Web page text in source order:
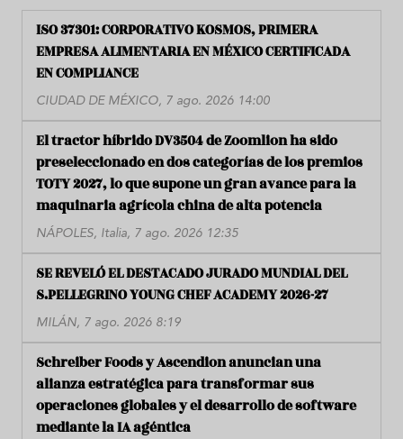
ISO 37301: CORPORATIVO KOSMOS, PRIMERA
EMPRESA ALIMENTARIA EN MÉXICO CERTIFICADA
EN COMPLIANCE
CIUDAD DE MÉXICO, 7 ago. 2026 14:00
El tractor híbrido DV3504 de Zoomlion ha sido
preseleccionado en dos categorías de los premios
TOTY 2027, lo que supone un gran avance para la
maquinaria agrícola china de alta potencia
NÁPOLES, Italia, 7 ago. 2026 12:35
SE REVELÓ EL DESTACADO JURADO MUNDIAL DEL
S.PELLEGRINO YOUNG CHEF ACADEMY 2026-27
MILÁN, 7 ago. 2026 8:19
Schreiber Foods y Ascendion anuncian una
alianza estratégica para transformar sus
operaciones globales y el desarrollo de software
mediante la IA agéntica